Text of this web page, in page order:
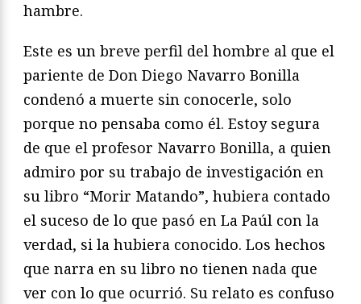
hambre.
Este es un breve perfil del hombre al que el
pariente de Don Diego Navarro Bonilla
condenó a muerte sin conocerle, solo
porque no pensaba como él. Estoy segura
de que el profesor Navarro Bonilla, a quien
admiro por su trabajo de investigación en
su libro “Morir Matando”, hubiera contado
el suceso de lo que pasó en La Paúl con la
verdad, si la hubiera conocido. Los hechos
que narra en su libro no tienen nada que
ver con lo que ocurrió. Su relato es confuso